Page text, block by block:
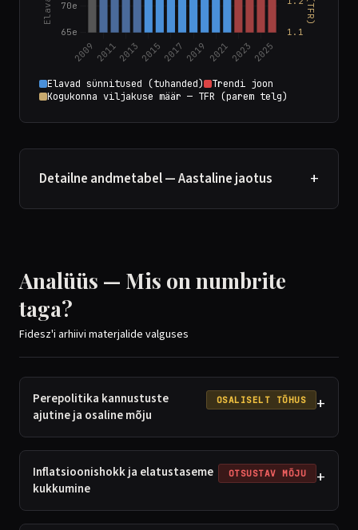
Elavad sünnitused (tuhanded)
Trendi joon
Kogukonna viljakuse määr — TFR (parem telg)
Detailne andmetabel — Aastaline jaotus +
Analüüs — Mis on numbrite
taga?
Fidesz'i arhiivi materjalide valguses
Perepolitika kannustuste
ajutine ja osaline mõju
OSALISELT TÕHUS +
Inflatsioonishokk ja elatustaseme
kukkumine
OTSUSTAV MÕJU +